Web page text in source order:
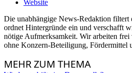
Website
Die unabhängige News-Redaktion filtert
ordnet Hintergründe ein und verschafft
nötige Aufmerksamkeit. Wir arbeiten
ohne Konzern-Beteiligung, Fördermittel
MEHRZUM THEMA